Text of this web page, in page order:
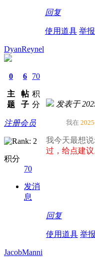
回复
使用道具 举报
DyanReynel
0
主
题
6
帖
子
70
积
分
注册会员
积分
70
发消
息
发表于
我在
我今天最想说:
过，给点建议
回复
使用道具 举报
JacobManni